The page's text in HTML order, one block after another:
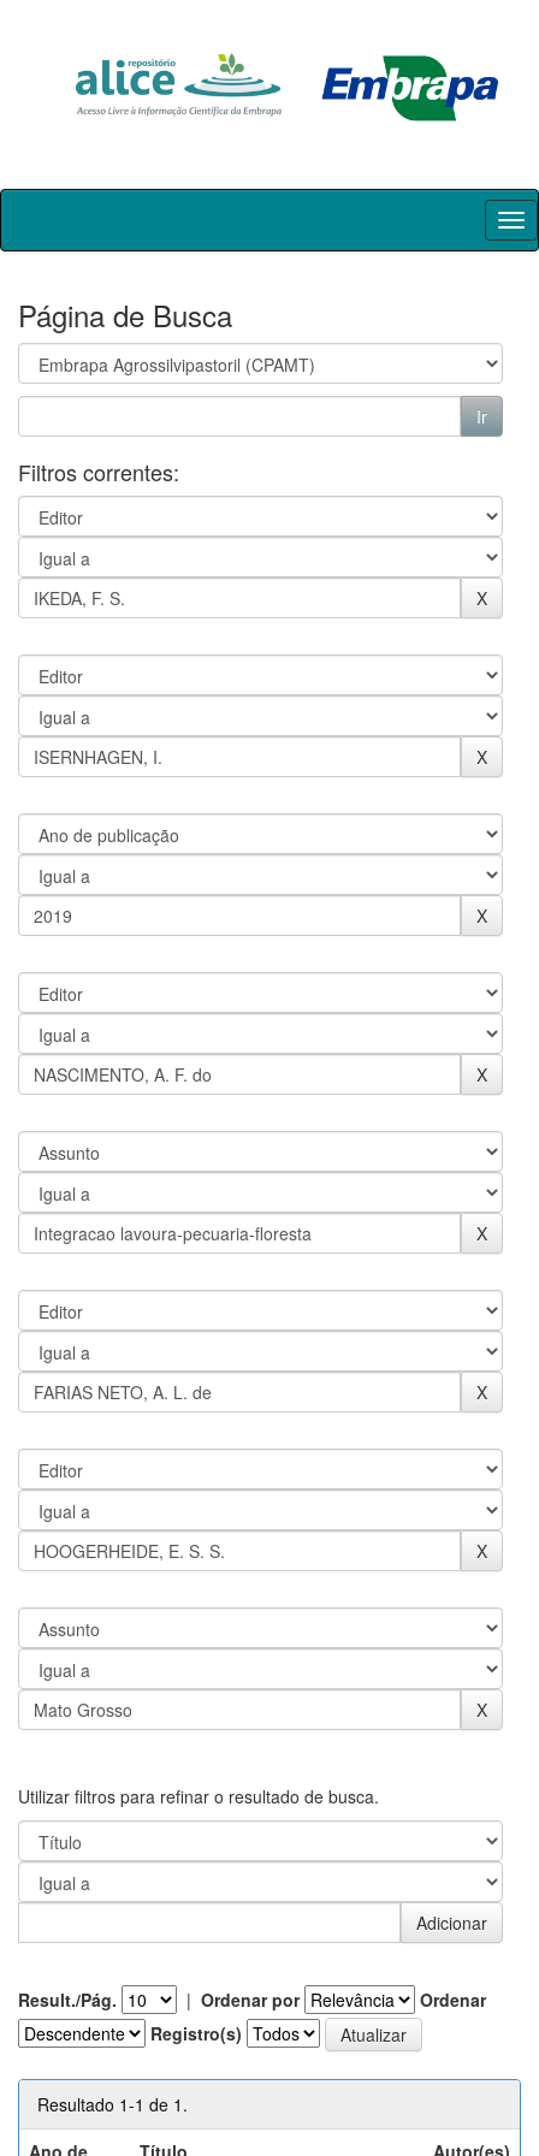
Skip
Página de Busca
Filtros correntes:
Utilizar filtros para refinar o resultado de busca.
Result./Pág. | Ordenar por
Ordenar
Registro(s)
Resultado 1-1 de 1.
Ano de
Título Autor(es)